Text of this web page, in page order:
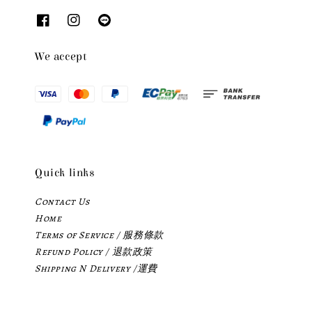
We accept
Quick links
Contact Us
Home
Terms of Service / 服務條款
Refund Policy / 退款政策
Shipping N Delivery /運費